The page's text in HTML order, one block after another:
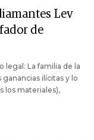
Lev
de
legal: La familia de la
ilícitas y lo
los materiales),